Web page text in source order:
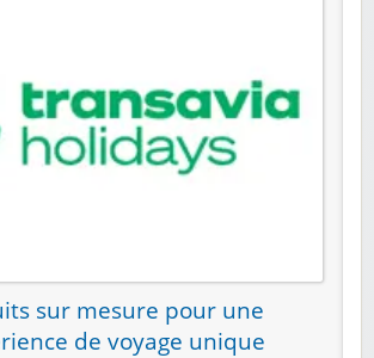
sur mesure pour une
de voyage unique